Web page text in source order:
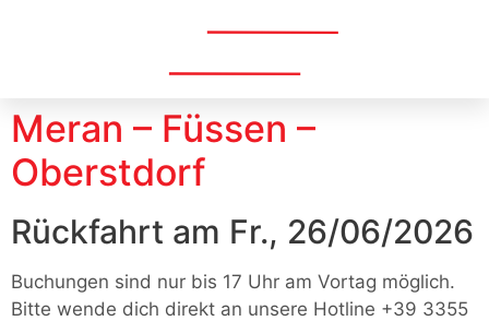
Meran – Füssen –
Oberstdorf
Rückfahrt am Fr., 26/06/2026
Buchungen sind nur bis 17 Uhr am Vortag möglich.
Bitte wende dich direkt an unsere Hotline +39 3355